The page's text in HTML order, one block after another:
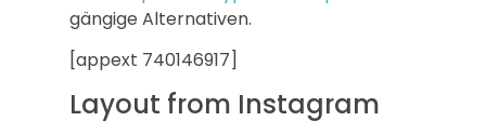
gängige Alternativen.
[appext 740146917]
Layout from Instagram